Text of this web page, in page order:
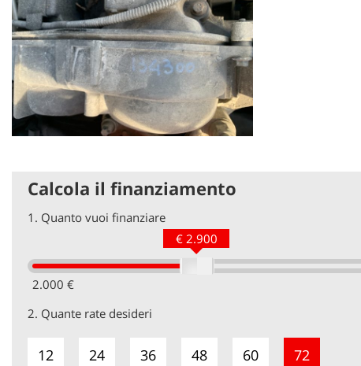
Calcola il finanziamento
1. Quanto vuoi finanziare
2.000 €
€ 2.900
2. Quante rate desideri
12 24 36 48 60 72